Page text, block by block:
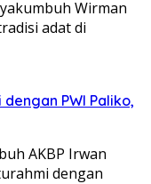
Wirman
adat di
PWI Paliko,
AKBP Irwan
dengan